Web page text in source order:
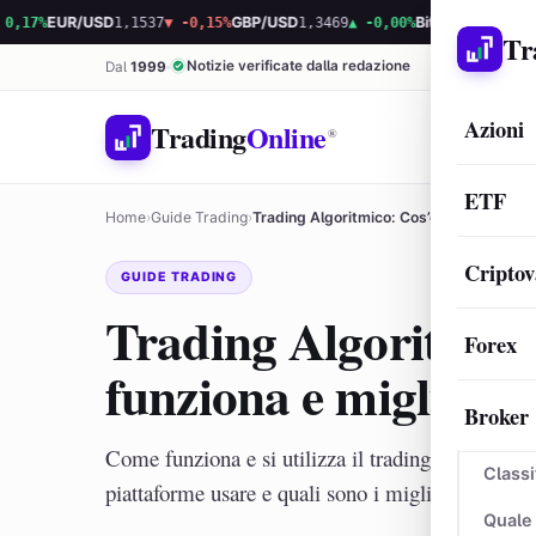
Azioni
ETF
Forex
Broker
EUR/USD1,1537▼ -0,15%GBP/USD1,3469▲ -0,00%Bitcoin64.614,53▼ -
Dal 1999 Notizie verificate dalla redazione
TradingOnline®
Home›Guide Trading›Trading Algoritmico: Cos’è, come
GUIDE TRADING
Trading
funziona e migliori
Come funziona e si utilizza il trading
piattaforme usare e quali sono i migliori